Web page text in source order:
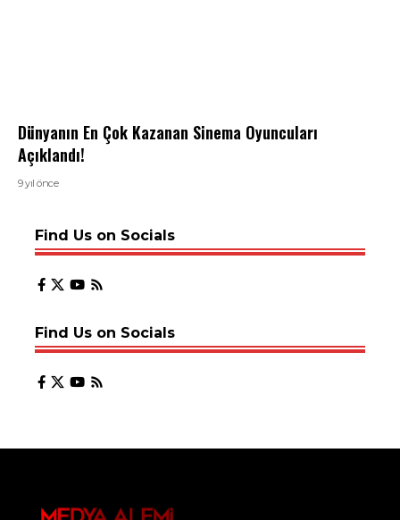
Dünyanın En Çok Kazanan Sinema Oyuncuları
Açıklandı!
9 yıl önce
Find Us on Socials
Find Us on Socials